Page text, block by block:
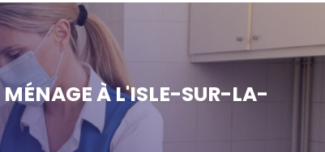
À L'ISLE-SUR-LA-